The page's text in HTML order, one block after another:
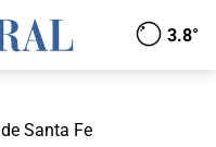
3.8°
Santa Fe